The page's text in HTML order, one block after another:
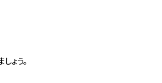
ょう。